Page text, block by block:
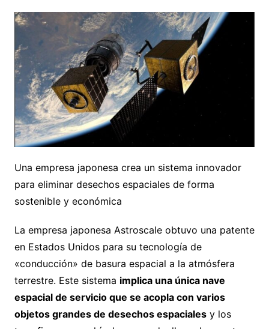
Una empresa japonesa crea un sistema innovador
para eliminar desechos espaciales de forma
sostenible y económica
La empresa japonesa Astroscale obtuvo una patente
en Estados Unidos para su tecnología de
«conducción» de basura espacial a la atmósfera
terrestre. Este sistema implica una única nave
espacial de servicio que se acopla con varios
objetos grandes de desechos espacialesy los